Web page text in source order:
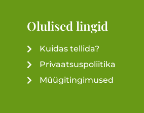
Olulised lingid
Kuidas tellida?
Privaatsuspoliitika
Müügitingimused